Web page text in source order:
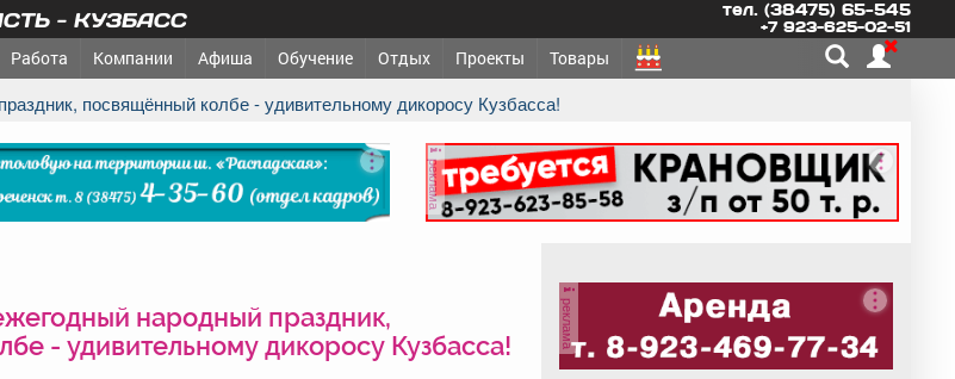
- КУЗБАСС тел. (38475) 65-545
+7 923-625-02-51
Работа Компании Афиша Обучение Отдых Проекты Товары
посвящённый колбе - удивительному дикоросу Кузбасса!
реклама
народный праздник,
- удивительному дикоросу Кузбасса!
реклама